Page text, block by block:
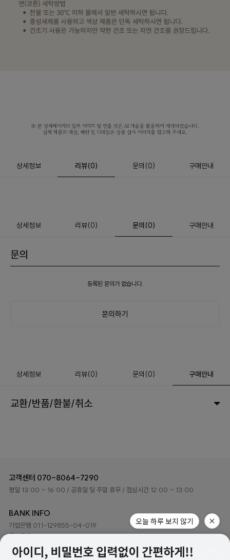
상세정보 리뷰(0) 문의 (0) 구매안내
상세정보 리뷰(0) 문의(0) 구매안내
문의
등록된 문의가 없습니다.
문의하기
상세정보 리뷰(0) 문의 (0) 구매안내
교환/반품/환불/취소
고객센터 070-8064-7290
평일 13:00 ~ 16:00 / 공휴일 및 주말 휴무 / 점심시간 12:00 ~ 13:00
BANK INFO
기업은행 011-129855-04-019
국민은행 048401-04-216079
예금주 ㈜하이로이 디자인